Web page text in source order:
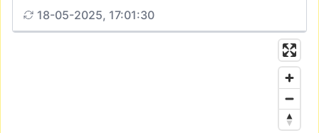
18-05-2025, 17:01:30